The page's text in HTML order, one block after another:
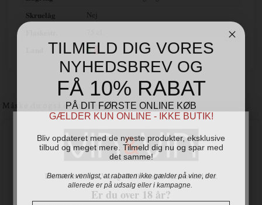
For at handle hos Vinogvin.dk skal du være over 18 år.
Er du over 18 år?
Skruelåg Nej
Måske du også er interesseret i
TILMELD DIG VORES
NYHEDSBREV OG
FÅ 10% RABAT
PÅ DIT FØRSTE ONLINE KØB
GÆLDER KUN ONLINE - IKKE BUTIK!
tilbud og meget mere. Tilmeld dig nu og spar med
det samme!
allerede er på udsalg eller i kampagne.
Navn